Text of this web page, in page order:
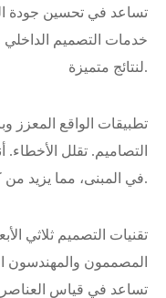
تساعد في تحسين جودة
خدمات التصميم
لنتائج متميزة.
تطبيقات الواقع المعزز
التصاميم. تقلل الأخطاء.
في المبنى، مما يزيد من كفاءة الطاقة ويحسن الراحة.
تقنيات التصميم ثلاثي
المصممون والمهندسون